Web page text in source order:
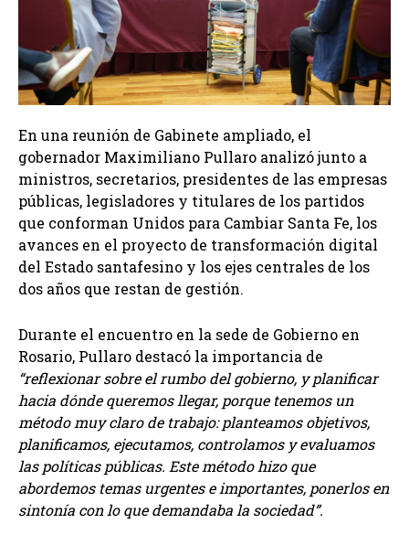
En una reunión de Gabinete ampliado, el
gobernador Maximiliano Pullaro analizó junto a
ministros, secretarios, presidentes de las empresas
públicas, legisladores y titulares de los partidos
que conforman Unidos para Cambiar Santa Fe, los
avances en el proyecto de transformación digital
del Estado santafesino y los ejes centrales de los
dos años que restan de gestión.
Durante el encuentro en la sede de Gobierno en
Rosario, Pullaro destacó la importancia de
“reflexionar sobre el rumbo del gobierno, y planificar
hacia dónde queremos llegar, porque tenemos un
método muy claro de trabajo: planteamos objetivos,
planificamos, ejecutamos, controlamos y evaluamos
las políticas públicas. Este método hizo que
abordemos temas urgentes e importantes, ponerlos en
sintonía con lo que demandaba la sociedad”.